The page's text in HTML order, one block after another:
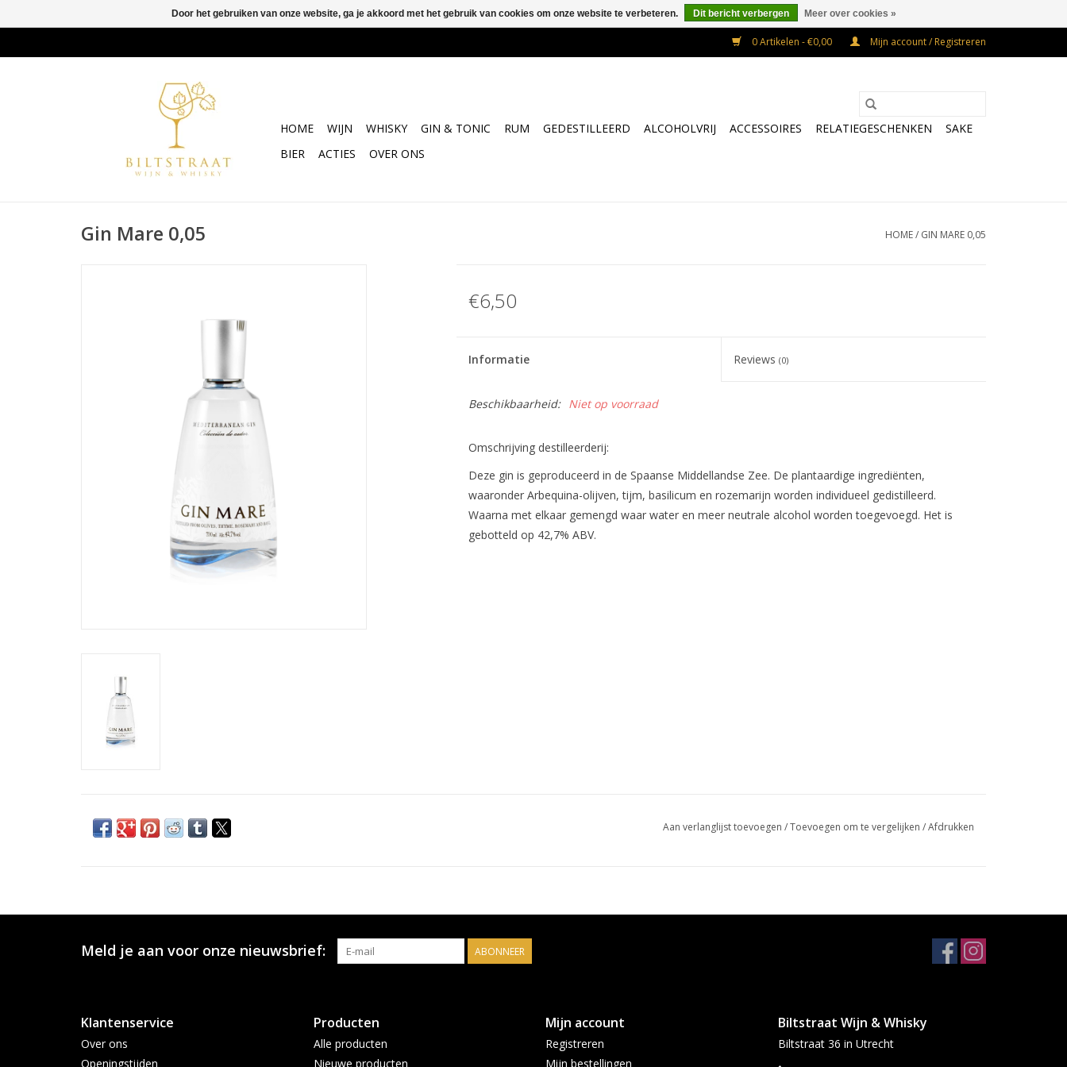
0 Artikelen - €0,00 Mijn account / Registreren
HOME WIJN WHISKY GIN & TONIC RUM GEDESTILLEERD ALCOHOLVRIJ ACCESSOIRES RELATIEGESCHENKEN
SAKE
BIER
ACTIES OVER ONS
Gin Mare 0,05 HOME/ GIN MARE 0,05
€6,50
Informatie Reviews(0)
Beschikbaarheid: Niet op voorraad
Omschrijving destilleerderij:
Deze gin is geproduceerd in de Spaanse Middellandse Zee. De plantaardige ingrediënten,
waaronder Arbequina-olijven, tijm, basilicum en rozemarijn worden individueel gedistilleerd.
Waarna met elkaar gemengd waar water en meer neutrale alcohol worden toegevoegd. Het is
gebotteld op 42,7% ABV.
Aan verlanglijst toevoegen /Toevoegen om te vergelijken /Afdrukken
Meld je aan voor onze nieuwsbrief: ABONNEER
Klantenservice
Over ons
Openingstijden
Producten
Alle producten
Nieuwe producten
Mijn account
Registreren
Mijn bestellingen
Biltstraat Wijn & Whisky
Biltstraat 36 in Utrecht
Door het gebruiken van onze website, ga je akkoord met het gebruik van cookies om onze website te verbeteren. Dit bericht verbergen Meer over cookies »